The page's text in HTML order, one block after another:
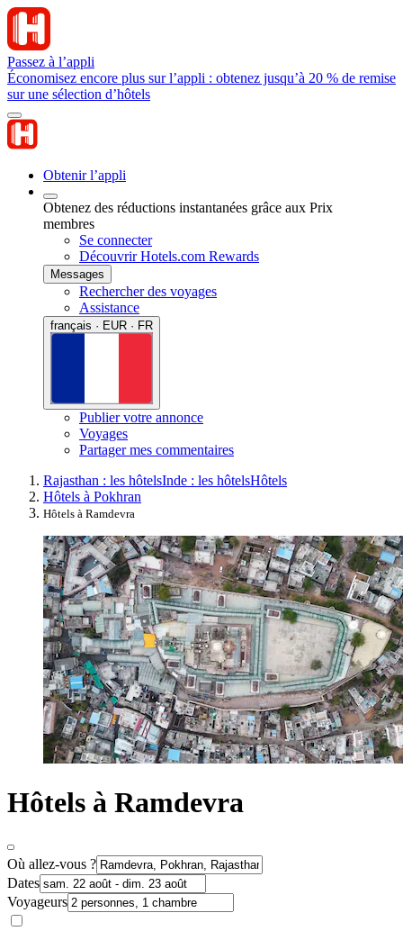
Passez à l’appli
Économisez encore plus sur l’appli : obtenez jusqu’à 20 % de remise
sur une sélection d’hôtels
Obtenir l’appli
Obtenez des réductions instantanées grâce aux Prix
membres
Se connecter
Découvrir Hotels.com Rewards
Messages
Rechercher des voyages
Assistance
français · EUR · FR
Publier votre annonce
Voyages
Partager mes commentaires
Rajasthan : les hôtelsInde : les hôtelsHôtels
Hôtels à Pokhran
Hôtels à Ramdevra
Hôtels à Ramdevra
Où allez-vous ?
Dates
Voyageurs